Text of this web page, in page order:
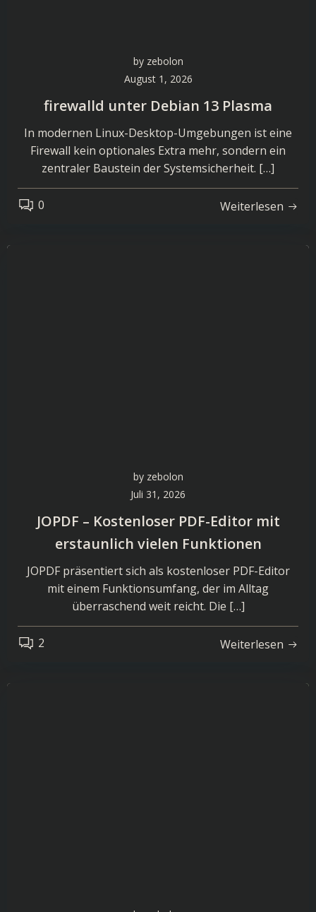
by zebolon
August 1, 2026
firewalld unter Debian 13 Plasma
In modernen Linux-Desktop-Umgebungen ist eine
Firewall kein optionales Extra mehr, sondern ein
zentraler Baustein der Systemsicherheit. […]
0 Weiterlesen
by zebolon
Juli 31, 2026
JOPDF – Kostenloser PDF-Editor mit
erstaunlich vielen Funktionen
JOPDF präsentiert sich als kostenloser PDF-Editor
mit einem Funktionsumfang, der im Alltag
überraschend weit reicht. Die […]
2 Weiterlesen